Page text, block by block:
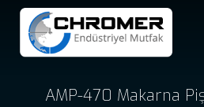
AMP-470 Makarna